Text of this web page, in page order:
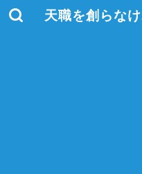
天職を創らな